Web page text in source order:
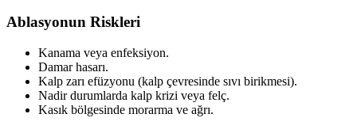
Ablasyonun Riskleri
Kanama veya enfeksiyon.
Damar hasarı.
Kalp zarı efüzyonu (kalp çevresinde sıvı birikmesi).
Nadir durumlarda kalp krizi veya felç.
Kasık bölgesinde morarma ve ağrı.